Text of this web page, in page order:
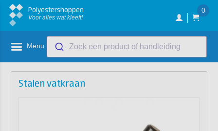
Polyestershoppen
Voor alles wat kleeft!
0
Menu Zoek een product of handleiding
Stalen vatkraan